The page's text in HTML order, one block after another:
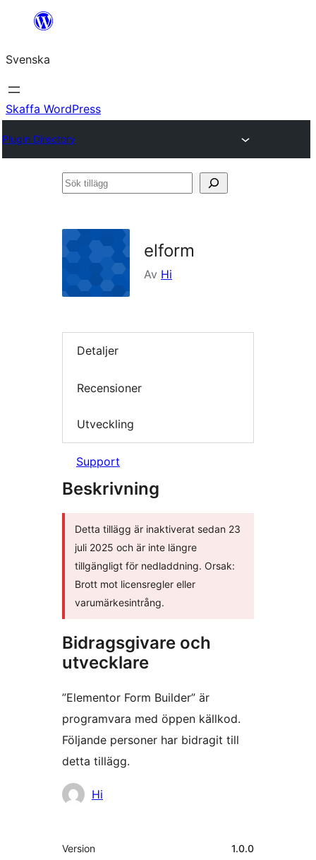
Hoppa
innehåll
Svenska
Skaffa WordPress
Plugin Directory
Sök
elform
Av Hi
Detaljer
Recensioner
Utveckling
Support
Beskrivning
Detta tillägg är inaktiverat sedan 23
juli 2025 och är inte längre
tillgängligt för nedladdning. Orsak:
Brott mot licensregler eller
varumärkesintrång.
Bidragsgivare och
utvecklare
”Elementor Form Builder” är
programvara med öppen källkod.
Följande personer har bidragit till
detta tillägg.
Bidragande
Hi
Meta
Version 1.0.0